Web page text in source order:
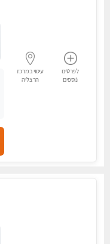
לפרטים
נוספים
עיסוי במרכז
הרצליה